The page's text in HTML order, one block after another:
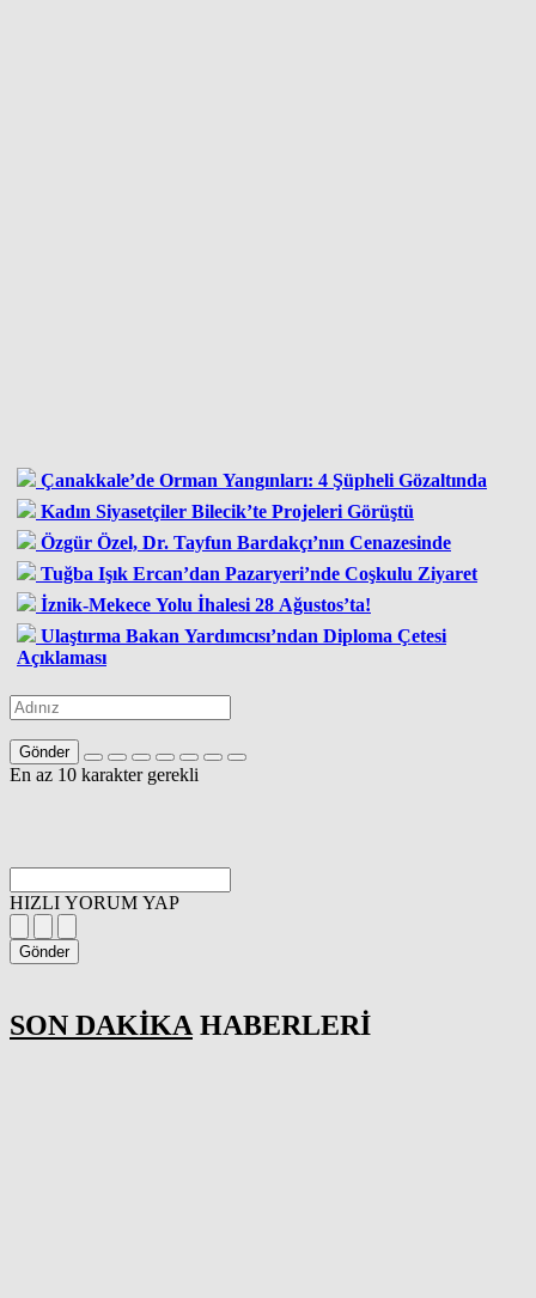
Çanakkale’de Orman Yangınları: 4 Şüpheli Gözaltında
Kadın Siyasetçiler Bilecik’te Projeleri Görüştü
Özgür Özel, Dr. Tayfun Bardakçı’nın Cenazesinde
Tuğba Işık Ercan’dan Pazaryeri’nde Coşkulu Ziyaret
İznik-Mekece Yolu İhalesi 28 Ağustos’ta!
Ulaştırma Bakan Yardımcısı’ndan Diploma Çetesi
Açıklaması
Gönder
En az 10 karakter gerekli
HIZLI YORUM YAP
Gönder
SON DAKİKA HABERLERİ